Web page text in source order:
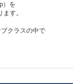
do
）を
す。
クラスの中で